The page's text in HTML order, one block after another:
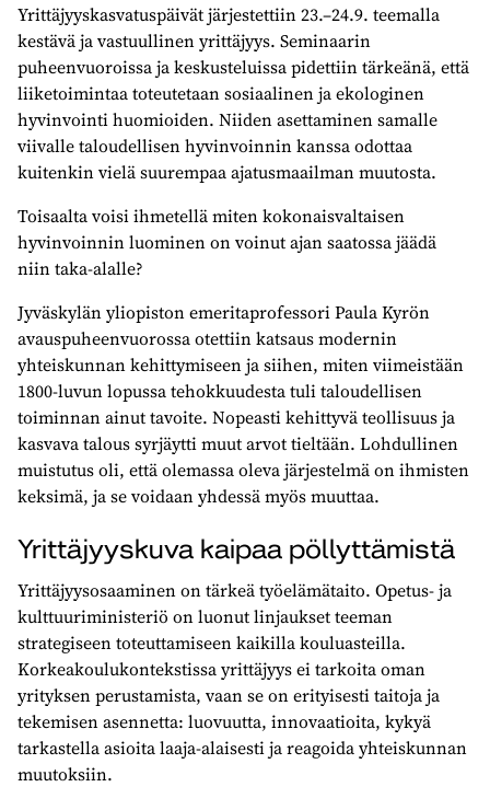
Yrittäjyyskasvatuspäivät järjestettiin 23.–24.9. teemalla
kestävä ja vastuullinen yrittäjyys. Seminaarin
puheenvuoroissa ja keskusteluissa pidettiin tärkeänä, että
liiketoimintaa toteutetaan sosiaalinen ja ekologinen
hyvinvointi huomioiden. Niiden asettaminen samalle
viivalle taloudellisen hyvinvoinnin kanssa odottaa
kuitenkin vielä suurempaa ajatusmaailman muutosta.
Toisaalta voisi ihmetellä miten kokonaisvaltaisen
hyvinvoinnin luominen on voinut ajan saatossa jäädä
niin taka-alalle?
Jyväskylän yliopiston emeritaprofessori Paula Kyrön
avauspuheenvuorossa otettiin katsaus modernin
yhteiskunnan kehittymiseen ja siihen, miten viimeistään
1800-luvun lopussa tehokkuudesta tuli taloudellisen
toiminnan ainut tavoite. Nopeasti kehittyvä teollisuus ja
kasvava talous syrjäytti muut arvot tieltään. Lohdullinen
muistutus oli, että olemassa oleva järjestelmä on ihmisten
keksimä, ja se voidaan yhdessä myös muuttaa.
Yrittäjyyskuva kaipaa pöllyttämistä
Yrittäjyysosaaminen on tärkeä työelämätaito. Opetus- ja
kulttuuriministeriö on luonut linjaukset teeman
strategiseen toteuttamiseen kaikilla kouluasteilla.
Korkeakoulukontekstissa yrittäjyys ei tarkoita oman
yrityksen perustamista, vaan se on erityisesti taitoja ja
tekemisen asennetta: luovuutta, innovaatioita, kykyä
tarkastella asioita laaja-alaisesti ja reagoida yhteiskunnan
muutoksiin.